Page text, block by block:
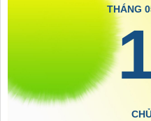
THÁNG